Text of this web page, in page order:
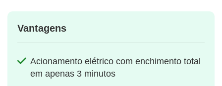
Vantagens
Acionamento elétrico com enchimento total
em apenas 3 minutos